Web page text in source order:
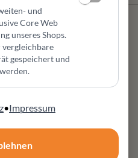
in Olpe
erfüllen: Es soll
gut schlafen lassen.
und
Core Web
unseres Shops.
vergleichbare
gespeichert und
•Impressum